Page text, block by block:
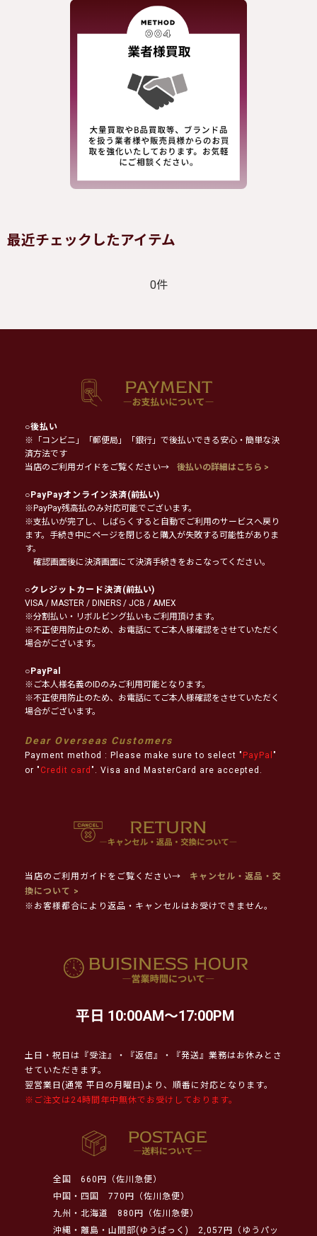
最近チェックしたアイテム
0件
○後払い
※「コンビニ」「郵便局」「銀行」で後払いできる安心・簡単な決
済方法です
当店のご利用ガイドをご覧ください→
後払いの詳細はこちら >
○PayPayオンライン決済(前払い)
※PayPay残高払のみ対応可能でございます。
※支払いが完了し、しばらくすると自動でご利用のサービスへ戻り
ます。手続き中にページを閉じると購入が失敗する可能性がありま
す。
確認画面後に決済画面にて決済手続きをおこなってください。
○クレジットカード決済(前払い)
VISA / MASTER / DINERS / JCB / AMEX
※分割払い・リボルビング払いもご利用頂けます。
※不正使用防止のため、お電話にてご本人様確認をさせていただく
場合がございます。
○PayPal
※ご本人様名義のIDのみご利用可能となります。
※不正使用防止のため、お電話にてご本人様確認をさせていただく
場合がございます。
Dear Overseas Customers
Payment method : Please make sure to select " PayPal "
or " Credit card ". Visa and MasterCard are accepted.
当店のご利用ガイドをご覧ください→
キャンセル・返品・交
換について >
※お客様都合により返品・キャンセルはお受けできません。
平日 10:00AM～17:00PM
土日・祝日は『受注』・『返信』・『発送』業務はお休みとさ
せていただきます。
翌営業日(通常 平日の月曜日)より、順番に対応となります。
※ご注文は24時間年中無休でお受けしております。
全国
660円（佐川急便）
中国・四国
770円（佐川急便）
九州・北海道
880円（佐川急便）
沖縄・離島・山間部(ゆうぱっく)
2,057円（ゆうパッ